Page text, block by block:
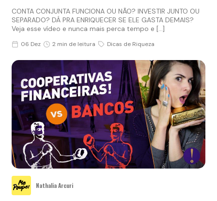
CONTA CONJUNTA FUNCIONA OU NÃO? INVESTIR JUNTO OU
SEPARADO? DÁ PRA ENRIQUECER SE ELE GASTA DEMAIS?
Veja esse vídeo e nunca mais perca tempo e […]
06 Dez 2 min de leitura Dicas de Riqueza
Nathalia Arcuri